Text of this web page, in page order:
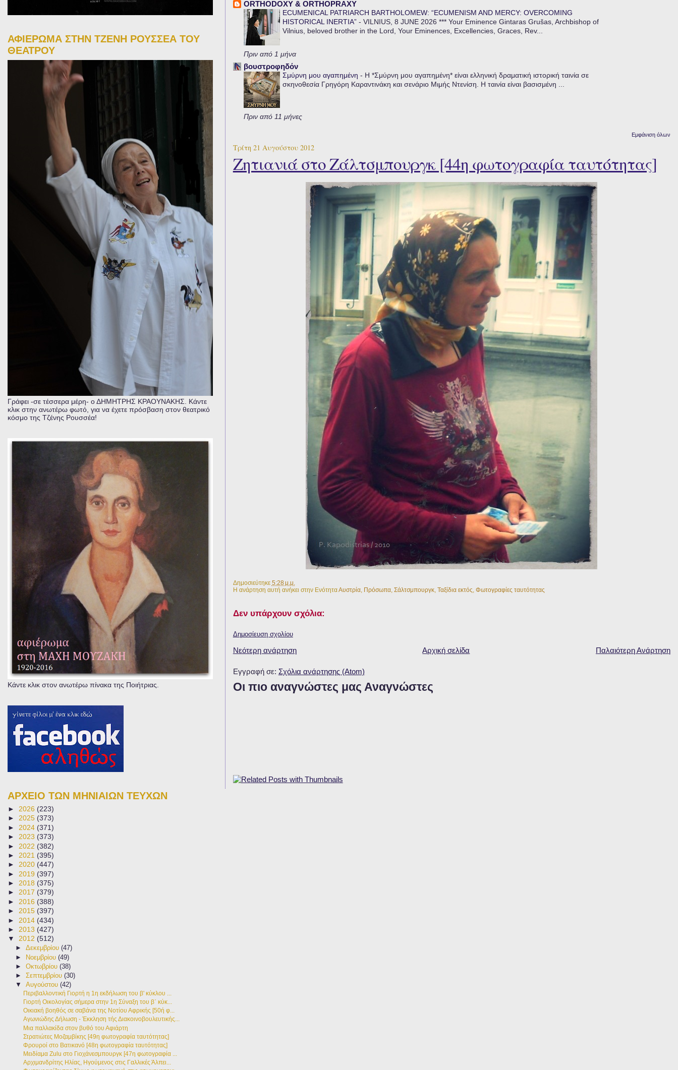
ORTHODOXY & ORTHOPRAXY
ECUMENICAL PATRIARCH BARTHOLOMEW: “ECUMENISM AND MERCY: OVERCOMING
HISTORICAL INERTIA” - VILNIUS, 8 JUNE 2026 *** Your Eminence Gintaras Grušas, Archbishop of
Vilnius, beloved brother in the Lord, Your Eminences, Excellencies, Graces, Rev...
Πριν από 1 μήνα
βουστροφηδόν
Σμύρνη μου αγαπημένη - Η *Σμύρνη μου αγαπημένη* είναι ελληνική δραματική ιστορική ταινία σε
σκηνοθεσία Γρηγόρη Καραντινάκη και σενάριο Μιμής Ντενίση. Η ταινία είναι βασισμένη ...
Πριν από 11 μήνες
Εμφάνιση όλων
Τρίτη 21 Αυγούστου 2012
Ζητιανιά στο Ζάλτσμπουργκ [44η φωτογραφία ταυτότητας]
Δημοσιεύτηκε 5:28 μ.μ.
Η ανάρτηση αυτή ανήκει στην ΕνότηταΑυστρία, Πρόσωπα, Σάλτσμπουργκ, Ταξίδια εκτός Φωτογραφίες ταυτότητας
Δεν υπάρχουν σχόλια:
Δημοσίευση σχολίου
Νεότερη ανάρτηση Παλαιότερη Ανάρτηση
Αρχική σελίδα
Εγγραφή σε: Σχόλια ανάρτησης (Atom)
Οι πιο αναγνώστες μας Αναγνώστες
ΑΦΙΕΡΩΜΑ ΣΤΗΝ ΤΖΕΝΗ ΡΟΥΣΣΕΑ ΤΟΥ
ΘΕΑΤΡΟΥ
Γράφει -σε τέσσερα μέρη- ο ΔΗΜΗΤΡΗΣ ΚΡΑΟΥΝΑΚΗΣ. Κάντε
κλικ στην ανωτέρω φωτό, για να έχετε πρόσβαση στον θεατρικό
κόσμο της Τζένης Ρουσσέα!
Κάντε κλικ στον ανωτέρω πίνακα της Ποιήτριας.
ΑΡΧΕΙΟ ΤΩΝ ΜΗΝΙΑΙΩΝ ΤΕΥΧΩΝ
► 2026 (223)
► 2025 (373)
► 2024 (371)
► 2023 (373)
► 2022 (382)
► 2021 (395)
► 2020 (447)
► 2019 (397)
► 2018 (375)
► 2017 (379)
► 2016 (388)
► 2015 (397)
► 2014 (434)
► 2013 (427)
▼ 2012 (512)
►Δεκεμβρίου(47)
► Νοεμβρίου(49)
►Οκτωβρίου(38)
►Σεπτεμβρίου(30)
▼Αυγούστου(42)
Περιβαλλοντική Γιορτή η 1η εκδήλωση του β' κύκλου ...
Γιορτή Οικολογίας σήμερα στην 1η Σύναξη του β΄ κύκ...
Οικιακή βοηθός σε σαβάνα της Νοτίου Αφρικής [50ή φ...
Αγωνιώδης Δήλωση - Έκκληση τής Διακοινοβουλευτικής...
Μια παλλακίδα στον βυθό του Αφιάρτη
Στρατιώτες Μοζαμβίκης [49η φωτογραφία ταυτότητας]
Φρουροί στο Βατικανό [48η φωτογραφία ταυτότητας]
Μειδίαμα Zulu στο Γιοχάνεσμπουργκ [47η φωτογραφία ...
Αρχιμανδρίτης Ηλίας, Ηγούμενος στις Γαλλικές Άλπει...